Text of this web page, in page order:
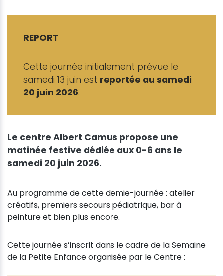
REPORT
Cette journée initialement prévue le
samedi 13 juin est reportée au samedi
20 juin 2026.
Le centre Albert Camus propose une
matinée festive dédiée aux 0-6 ans le
samedi 20 juin 2026.
Au programme de cette demie-journée : atelier
créatifs, premiers secours pédiatrique, bar à
peinture et bien plus encore.
Cette journée s’inscrit dans le cadre de la Semaine
de la Petite Enfance organisée par le Centre :